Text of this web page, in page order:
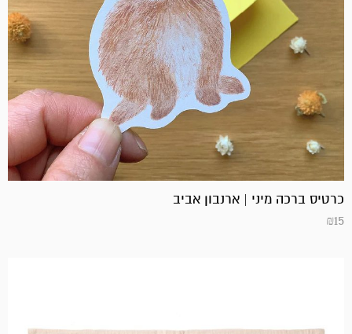
כרטיס ברכה מיני | ארנבון אביב
₪15